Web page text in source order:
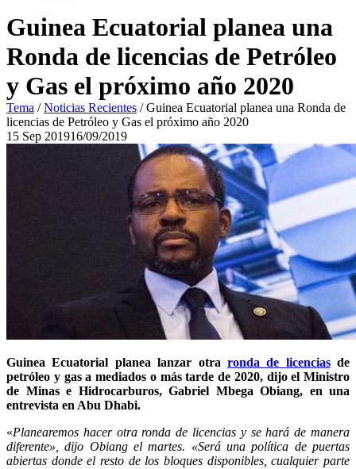
Guinea Ecuatorial planea una
Ronda de licencias de Petróleo
y Gas el próximo año 2020
Tema /Noticias Recientes /Guinea Ecuatorial planea una Ronda de
licencias de Petróleo y Gas el próximo año 2020
15 Sep 201916/09/2019
Guinea Ecuatorial planea lanzar otra ronda de licenciasde
petróleo y gas a mediados o más tarde de 2020, dijo el Ministro
de Minas e Hidrocarburos, Gabriel Mbega Obiang, en una
entrevista en Abu Dhabi.
«Planearemos hacer otra ronda de licencias y se hará de manera
diferente», dijo Obiang el martes. «Será una política de puertas
abiertas donde el resto de los bloques disponibles, cualquier parte